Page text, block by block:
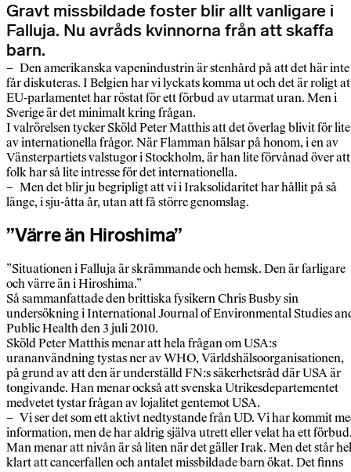
Gravt missbildade foster blir allt vanligare i
Falluja. Nu avråds kvinnorna från att skaffa
barn.
– Den amerikanska vapenindustrin är stenhård på att det här inte
får diskuteras. I Belgien har vi lyckats komma ut och det är roligt
EU-parlamentet har röstat för ett förbud av utarmat uran. Men i
Sverige är det minimalt kring frågan.
I valrörelsen tycker Sköld Peter Matthis att det överlag blivit för lite
av internationella frågor. När Flamman hälsar på honom, i en av
Vänsterpartiets valstugor i Stockholm, är han lite förvånad över att
folk har så lite intresse för det internationella.
– Men det blir ju begripligt att vi i Iraksolidaritet har hållit på så
länge, i sju-åtta år, utan att få större genomslag.
”Värre än Hiroshima”
”Situationen i Falluja är skrämmande och hemsk. Den är farligare
och värre än i Hiroshima.”
Så sammanfattade den brittiska fysikern Chris Busby sin
undersökning i International Journal of Environmental Studies
Public Health den 3 juli 2010.
Sköld Peter Matthis menar att hela frågan om USA:s
urananvändning tystas ner av WHO, Världshälsoorganisationen,
på grund av att den är underställd FN:s säkerhetsråd där USA är
tongivande. Han menar också att svenska Utrikesdepartementet
medvetet tystar frågan av lojalitet gentemot USA.
– Vi ser det som ett aktivt nedtystande från UD. Vi har kommit
information, men de har aldrig själva utrett eller velat ha ett
Man menar att nivån är så liten när det gäller Irak. Men det står
klart att cancerfallen och antalet missbildade barn ökat. Det finns